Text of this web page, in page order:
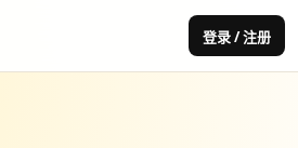
登录 / 注册